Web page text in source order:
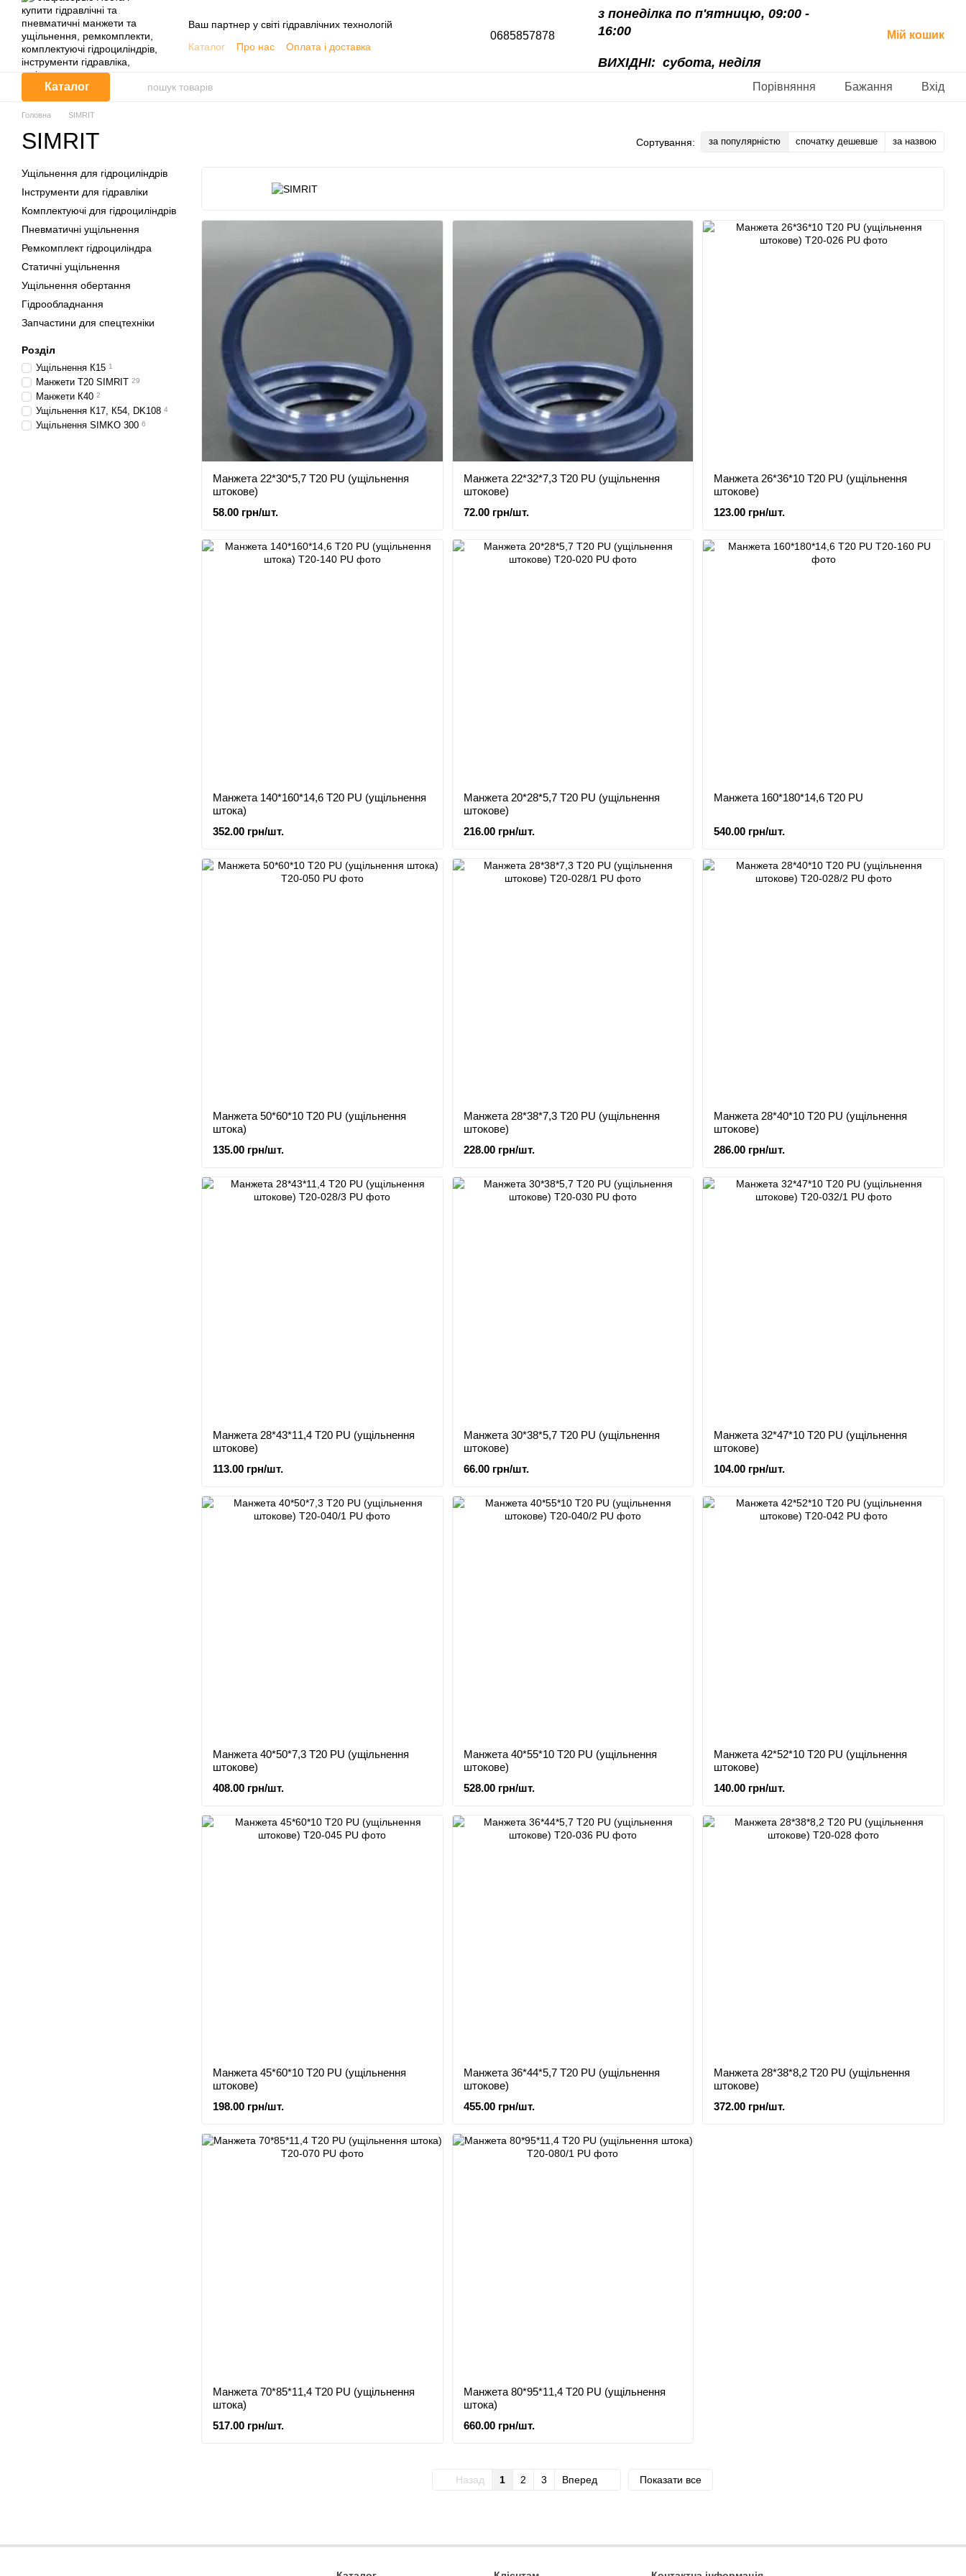
Перейти до основного контенту
Ваш партнер у світі гідравлічних технологій
Каталог
Про нас
Оплата і доставка
Корисна інформація, Каталоги
0685857878
з понеділка по п'ятницю, 09:00 -
16:00
ВИХІДНІ: субота, неділя
Мій кошик
Каталог Порівняння Бажання Вхід
Головна SIMRIT
SIMRIT Сортування: за популярністю спочатку дешевше за назвою
Манжета 22*30*5,7 Т20 PU (ущільнення
штокове)
58.00 грн/шт.
Манжета 22*32*7,3 Т20 PU (ущільнення
штокове)
72.00 грн/шт.
Манжета 26*36*10 Т20 PU (ущільнення
штокове)
123.00 грн/шт.
Манжета 140*160*14,6 Т20 PU (ущільнення
штока)
352.00 грн/шт.
Манжета 20*28*5,7 Т20 PU (ущільнення
штокове)
216.00 грн/шт.
Манжета 160*180*14,6 T20 PU
540.00 грн/шт.
Манжета 50*60*10 Т20 PU (ущільнення
штока)
135.00 грн/шт.
Манжета 28*38*7,3 Т20 PU (ущільнення
штокове)
228.00 грн/шт.
Манжета 28*40*10 Т20 PU (ущільнення
штокове)
286.00 грн/шт.
Манжета 28*43*11,4 Т20 PU (ущільнення
штокове)
113.00 грн/шт.
Манжета 30*38*5,7 Т20 PU (ущільнення
штокове)
66.00 грн/шт.
Манжета 32*47*10 Т20 PU (ущільнення
штокове)
104.00 грн/шт.
Манжета 40*50*7,3 Т20 PU (ущільнення
штокове)
408.00 грн/шт.
Манжета 40*55*10 Т20 PU (ущільнення
штокове)
528.00 грн/шт.
Манжета 42*52*10 Т20 PU (ущільнення
штокове)
140.00 грн/шт.
Манжета 45*60*10 Т20 PU (ущільнення
штокове)
198.00 грн/шт.
Манжета 36*44*5,7 Т20 PU (ущільнення
штокове)
455.00 грн/шт.
Манжета 28*38*8,2 Т20 PU (ущільнення
штокове)
372.00 грн/шт.
Манжета 70*85*11,4 Т20 PU (ущільнення
штока)
517.00 грн/шт.
Манжета 80*95*11,4 Т20 PU (ущільнення
штока)
660.00 грн/шт.
Назад 1 2 3 Вперед Показати все
Ущільнення для гідроциліндрів
Інструменти для гідравліки
Комплектуючі для гідроциліндрів
Пневматичні ущільнення
Ремкомплект гідроциліндра
Статичні ущільнення
Ущільнення обертання
Гідрообладнання
Запчастини для спецтехніки
Розділ
Ущільнення К15 1
Манжети Т20 SIMRIT 29
Манжети К40 2
Ущільнення К17, К54, DK108 4
Ущільнення SIMKO 300 6